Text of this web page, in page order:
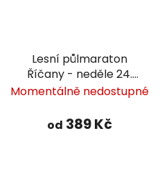
Lesní půlmaraton
Říčany - neděle 24.
května 2026
Momentálně nedostupné
od 389 Kč